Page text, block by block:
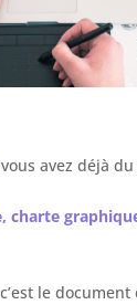
avez déjà
charte
le